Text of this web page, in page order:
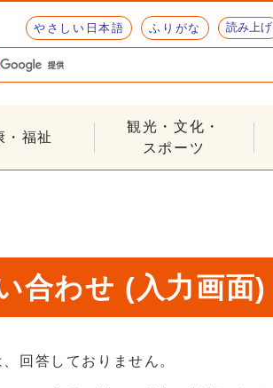
やさしい日本語 ふりがな 読み上げ
・福祉
観光・文化・
スポーツ
合わせ (入力画面)
回答しておりません。